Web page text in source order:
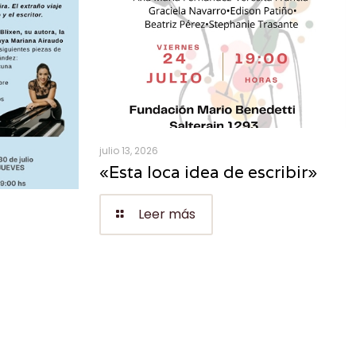
julio 13, 2026
«Esta loca idea de escribir»
Leer más